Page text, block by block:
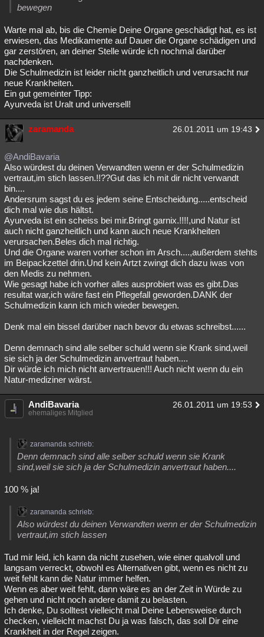
bewegen
Warte mal ab, bis die Chemie Deine Organe geschädigt hat, es ist
erwiesen, das Medikamente auf Dauer die Organe schädigen und
gar zerstören, an deiner Stelle würde ich nochmal darüber
nachdenken.
Die Schulmedizin ist leider nicht ganzheitlich und verursacht nur
neue Krankheiten.
Ein gut gemeinter Tipp:
Ayurveda ist Uralt und universell!
zaramanda 26.01.2011 um 19:43
@AndiBavaria
Also würdest du deinen Verwandten wenn er der Schulmedizin
vertraut,im stich lassen.!!??Gut das ich mit dir nicht verwandt
bin....
Andersrum sagst du es jedem seine Entscheidung.....entscheid
dich mal wie dus hältst.
Ayurveda ist ein scheiss bei mir.Bringt garnix.!!!!,und Natur ist
auch nicht ganzheitlich und kann auch neue Krankheiten
verursachen.Beles dich mal richtig.
Und die Organe waren vorher schon im Arsch....,außerdem stehts
im Beipackzettel drin.Und kein Artzt zwingt dich dazu iwas von
den Medis zu nehmen.
Wie gesagt habe ich vorher alles ausprobiert was es gibt.Das
resultat war,ich wäre fast ein Pflegefall geworden.DANK der
Schulmedizin kann ich mich wieder bewegen.
Denk mal ein bissel darüber nach bevor du etwas schreibst......
Denn demnach sind alle selber schuld wenn sie Krank sind,weil
sie sich ja der Schulmedizin anvertraut haben....
Dir würde ich mich nicht anvertrauen!!! Auch nicht wenn du ein
Natur-mediziner wärst.
AndiBavaria 26.01.2011 um 19:53
ehemaliges Mitglied
zaramanda schrieb:
Denn demnach sind alle selber schuld wenn sie Krank
sind,weil sie sich ja der Schulmedizin anvertraut haben....
100 % ja!
zaramanda schrieb:
Also würdest du deinen Verwandten wenn er der Schulmedizin
vertraut,im stich lassen
Tud mir leid, ich kann da nicht zusehen, wie einer qualvoll und
langsam verreckt, obwohl es Alternativen gibt, wenn es nicht zu
weit fehlt kann die Natur immer helfen.
Wenn es aber weit fehlt, dann wäre es an der Zeit in Würde zu
gehen und nicht noch andere damit zu belasten.
Ich denke, Du solltest vielleicht mal Deine Lebensweise durch
checken, vielleicht machst Du ja was falsch, das soll Dir eine
Krankheit in der Regel zeigen.